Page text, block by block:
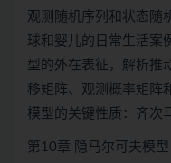
观测随机序列和状态随
球和婴儿的日常生活案
型的外在表征，解析推
移矩阵、观测概率矩阵
模型的关键性质：齐次
第10章 隐马尔可夫模